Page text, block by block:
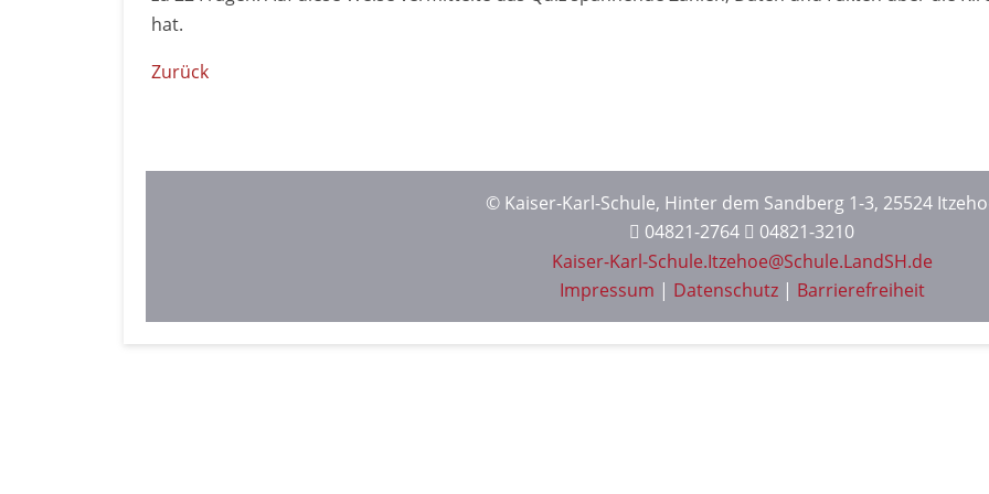
hat.
Zurück
© Kaiser-Karl-Schule, Hinter dem Sandberg 1-3, 25524
04821-2764
04821-3210
Kaiser-Karl-Schule.Itzehoe@Schule.LandSH.de
Impressum | Datenschutz| Barrierefreiheit